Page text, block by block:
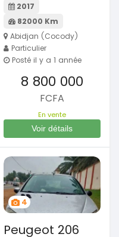
2017
82000 Km
Abidjan (Cocody)
Particulier
Posté il y a 1 année
8 800 000
FCFA
En vente
Voir détails
4
Peugeot 206